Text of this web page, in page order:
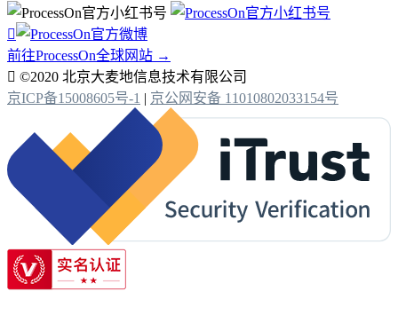

前往ProcessOn全球网站 →
 ©2020 北京大麦地信息技术有限公司
京ICP备15008605号-1 | 京公网安备 11010802033154号